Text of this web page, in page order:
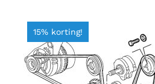
15% korting!